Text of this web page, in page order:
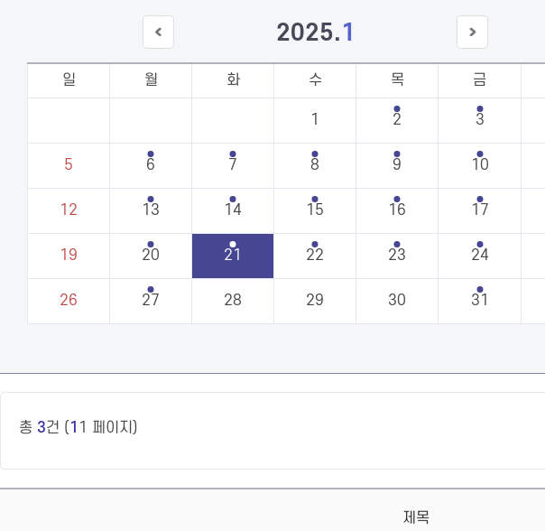
2025.1
달
달
일 월 화 수 목 금
1 2 3
5 6 7 8 9 10
12 13 14 15 16 17
19 20 21 22 23 24
26 27 28 29 30 31
총 3건 ( 1 1 페이지)
제목